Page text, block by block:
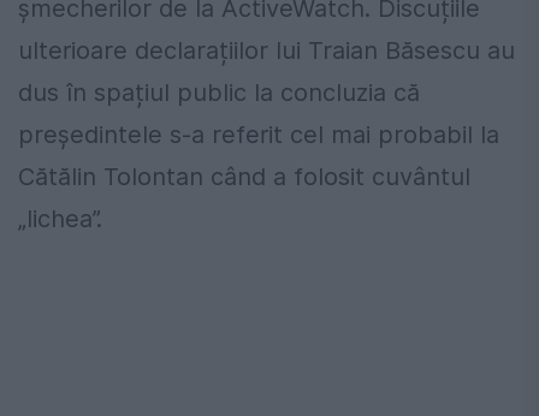
șmecherilor de la ActiveWatch. Discuțiile
ulterioare declarațiilor lui Traian Băsescu au
dus în spațiul public la concluzia că
președintele s-a referit cel mai probabil la
Cătălin Tolontan când a folosit cuvântul
„lichea”.